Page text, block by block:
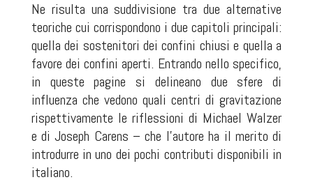
Ne risulta una suddivisione tra due alternative
teoriche cui corrispondono i due capitoli principali:
quella dei sostenitori dei confini chiusi e quella a
favore dei confini aperti. Entrando nello specifico,
in queste pagine si delineano due sfere di
influenza che vedono quali centri di gravitazione
rispettivamente le riflessioni di Michael Walzer
e di Joseph Carens – che l’autore ha il merito di
introdurre in uno dei pochi contributi disponibili in
italiano.